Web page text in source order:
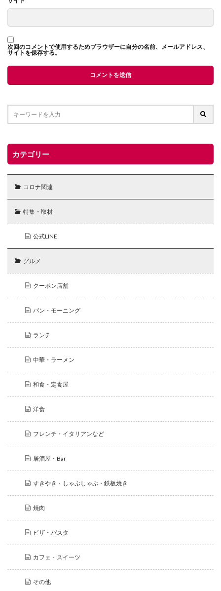
次回のコメントで使用するためブラウザーに自分の名前、メールアドレス、
サイトを保存する。
カテゴリー
コロナ関連
特集・取材
公式LINE
グルメ
クーポン店舗
パン・モーニング
ランチ
中華・ラーメン
和食・定食屋
洋食
フレンチ・イタリアンなど
居酒屋・Bar
すきやき・しゃぶしゃぶ・鉄板焼き
焼肉
ピザ・パスタ
カフェ・スイーツ
その他